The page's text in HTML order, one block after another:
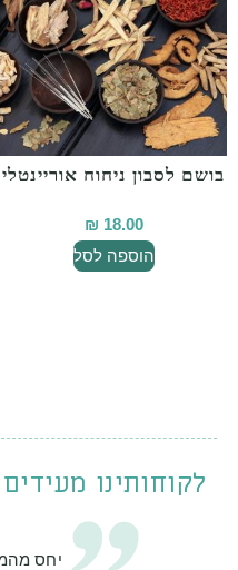
לסבון ניחוח אוריינטלי
₪18.00
הוספה לסל
לקוחותינו מעידים
יחס מהמם